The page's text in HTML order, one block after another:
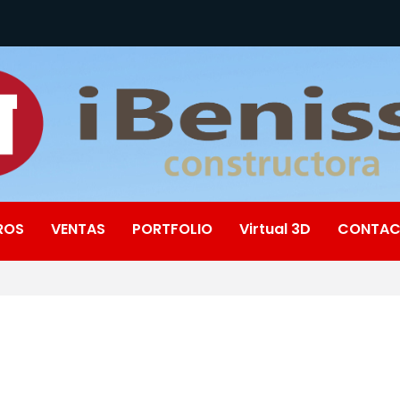
VENTAS PORTFOLIO Virtual 3D